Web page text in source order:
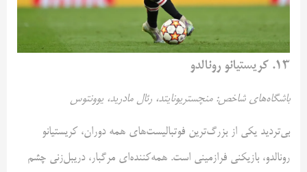
۱۳. کریستیانو رونالدو
باشگاه‌های شاخص: منچستریونایتد، رئال مادرید، یوونتوس
بی‌تردید یکی از بزرگ‌ترین فوتبالیست‌های همه دوران، کریستیانو
رونالدو، بازیکنی فرازمینی است. همه‌کننده‌ای مرگبار، دریبل‌زنی چشم